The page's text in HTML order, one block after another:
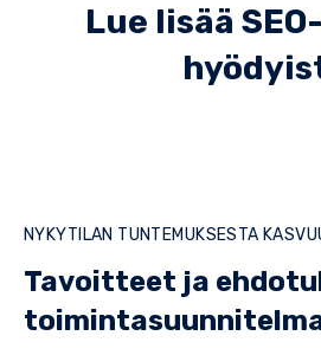
Lue lisää
NYKYTILAN TUNTEMUKSESTA
Tavoitteet ja